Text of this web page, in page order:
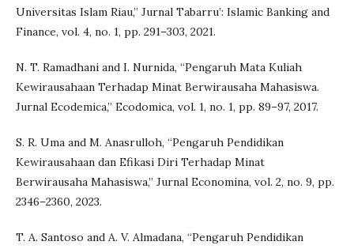
Universitas Islam Riau,” Jurnal Tabarru’: Islamic Banking and
Finance, vol. 4, no. 1, pp. 291–303, 2021.
N. T. Ramadhani and I. Nurnida, “Pengaruh Mata Kuliah
Kewirausahaan Terhadap Minat Berwirausaha Mahasiswa.
Jurnal Ecodemica,” Ecodomica, vol. 1, no. 1, pp. 89–97, 2017.
S. R. Uma and M. Anasrulloh, “Pengaruh Pendidikan
Kewirausahaan dan Efikasi Diri Terhadap Minat
Berwirausaha Mahasiswa,” Jurnal Economina, vol. 2, no. 9, pp.
2346–2360, 2023.
T. A. Santoso and A. V. Almadana, “Pengaruh Pendidikan